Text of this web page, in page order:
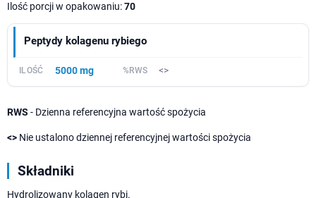
Ilość porcji w opakowaniu:70
Peptydy kolagenu rybiego
5000 mg <>
RWS - Dzienna referencyjna wartość spożycia
<> Nie ustalono dziennej referencyjnej wartości spożycia
Składniki
Hydrolizowany kolagen rybi.